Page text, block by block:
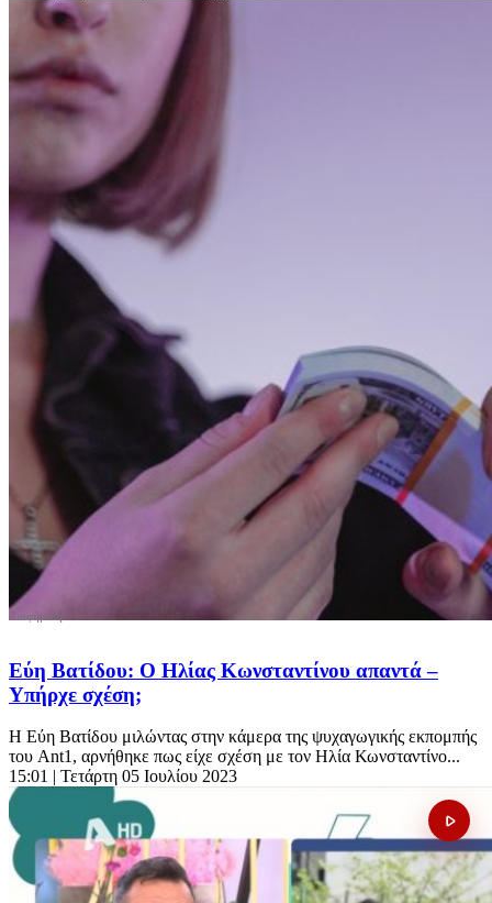
Εύη Βατίδου: Ο Ηλίας Κωνσταντίνου απαντά –
Υπήρχε σχέση;
Η Εύη Βατίδου μιλώντας στην κάμερα της ψυχαγωγικής εκπομπής
του Ant1, αρνήθηκε πως είχε σχέση με τον Ηλία Κωνσταντίνο...
15:01 | Τετάρτη 05 Ιουλίου 2023